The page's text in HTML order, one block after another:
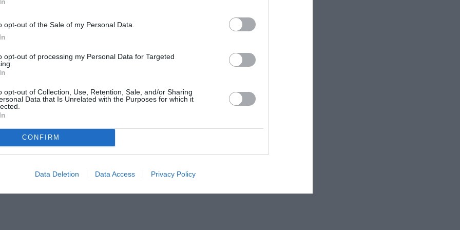
opt-out of the Sale of my Personal Data.
opt-out of processing my Personal Data for Targeted
opt-out of Collection, Use, Retention, Sale, and/or Sharing
Data that Is Unrelated with the Purposes for which it
CONFIRM
Data Deletion Data Access Privacy Policy
σου, το θείο παίξιμο στους ρόλους σου
Καλή μου φίλη, φεύγεις πρόωρα κι
γράφοντας στη λεζάντα: «Με τη Σοφία – το
στις Βρυξέλλες. Η Μεγάλη
έγραψε με τη σειρα της ηΜυρτώ
φίλους και συναδέλφους της στα social